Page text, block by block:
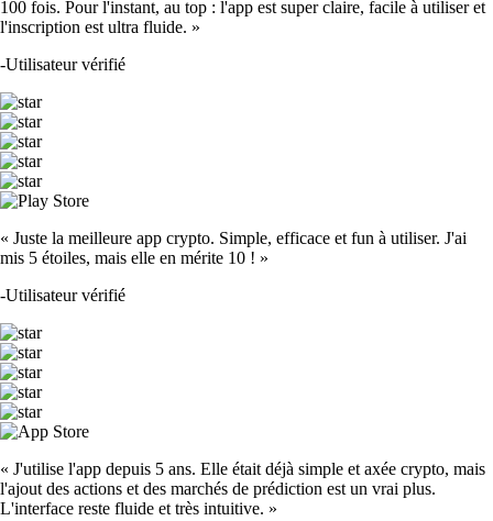
100 fois. Pour l'instant, au top : l'app est super claire, facile à utiliser et
l'inscription est ultra fluide. »
-Utilisateur vérifié
« Juste la meilleure app crypto. Simple, efficace et fun à utiliser. J'ai
mis 5 étoiles, mais elle en mérite 10 ! »
-Utilisateur vérifié
« J'utilise l'app depuis 5 ans. Elle était déjà simple et axée crypto, mais
l'ajout des actions et des marchés de prédiction est un vrai plus.
L'interface reste fluide et très intuitive. »